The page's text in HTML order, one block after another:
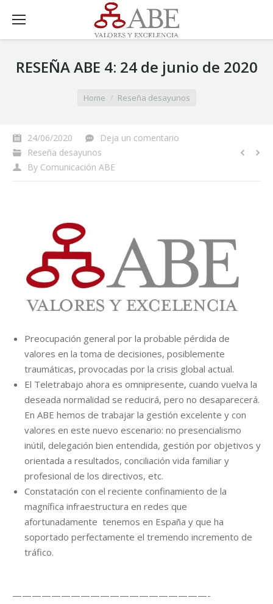
RESEÑA ABE 4: 24 de junio de 2020
Home Reseña desayunos
24/06/2020
Deja un comentario
Reseña desayunos
By Comunicación ABE
Preocupación general por la probable pérdida de
valores en la toma de decisiones, posiblemente
traumáticas, provocadas por la crisis global actual.
El Teletrabajo ahora es omnipresente, cuando vuelva la
deseada normalidad se reducirá, pero no desaparecerá.
En ABE hemos de trabajar la gestión excelente y con
valores en este nuevo escenario: no presencialismo
inútil, delegación bien entendida, gestión por objetivos y
orientada a resultados, conciliación vida familiar y
profesional de los directivos, etc.
Constatación con el reciente confinamiento de la
magnífica infraestructura en redes que
afortunadamente tenemos en España y que ha
soportado perfectamente el tremendo incremento de
tráfico.
————————————————————-